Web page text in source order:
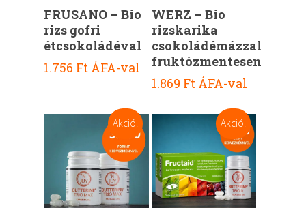
Kosárba Teszem
FRUSANO – Bio
rizs gofri
étcsokoládéval
1.756 Ft ÁFA-val
Kosárba Teszem
WERZ – Bio
rizskarika
csokoládémázzal
fruktózmentesen
1.869 Ft ÁFA-val
Akció! Akció!